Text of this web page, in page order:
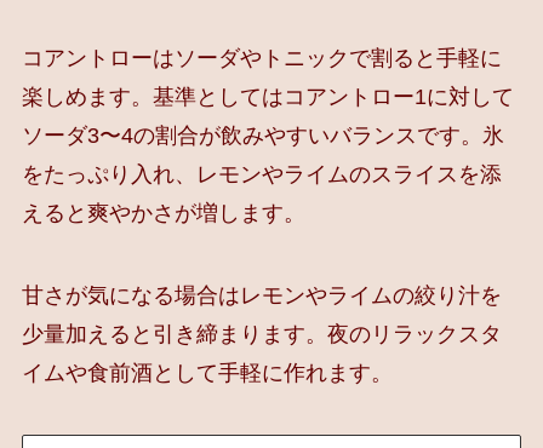
コアントローはソーダやトニックで割ると手軽に
楽しめます。基準としてはコアントロー1に対して
ソーダ3〜4の割合が飲みやすいバランスです。氷
をたっぷり入れ、レモンやライムのスライスを添
えると爽やかさが増します。
甘さが気になる場合はレモンやライムの絞り汁を
少量加えると引き締まります。夜のリラックスタ
イムや食前酒として手軽に作れます。